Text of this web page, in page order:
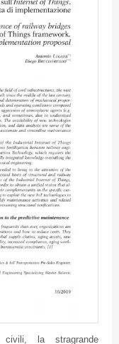
civili, la stragrande